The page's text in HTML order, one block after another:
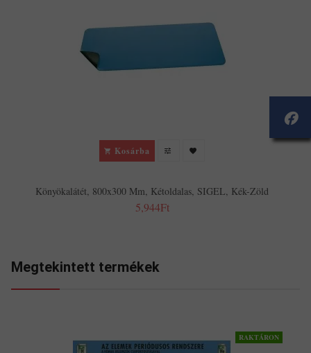
Kosárba
Könyökalátét, 800x300 Mm, Kétoldalas, SIGEL, Kék-Zöld
5,944Ft
Megtekintett termékek
RAKTÁRON